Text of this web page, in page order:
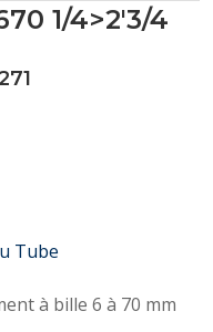
1/4>2'3/4
Tube
à bille 6 à 70 mm